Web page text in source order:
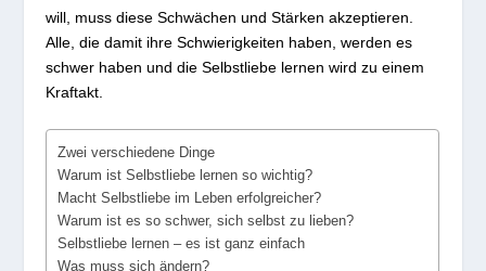
will, muss diese Schwächen und Stärken akzeptieren.
Alle, die damit ihre Schwierigkeiten haben, werden es
schwer haben und die Selbstliebe lernen wird zu einem
Kraftakt.
Zwei verschiedene Dinge
Warum ist Selbstliebe lernen so wichtig?
Macht Selbstliebe im Leben erfolgreicher?
Warum ist es so schwer, sich selbst zu lieben?
Selbstliebe lernen – es ist ganz einfach
Was muss sich ändern?